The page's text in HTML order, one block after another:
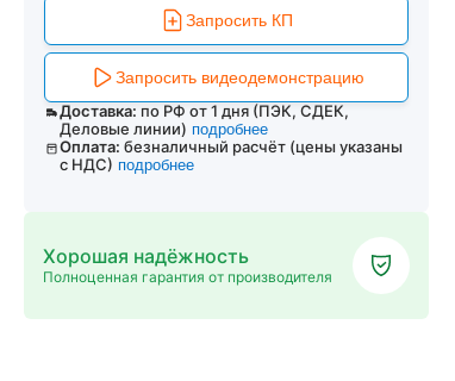
Запросить КП
Запросить видеодемонстрацию
Доставка: по РФ от 1 дня (ПЭК, СДЕК,
Деловые линии) подробнее
Оплата: безналичный расчёт (цены указаны
с НДС) подробнее
Хорошая надёжность
Полноценная гарантия от производителя